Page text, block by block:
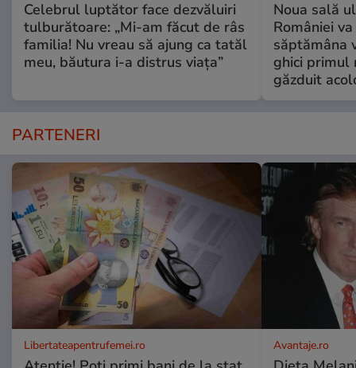
Celebrul luptător face dezvăluiri
tulburătoare: „Mi-am făcut de râs
familia! Nu vreau să ajung ca tatăl
meu, băutura i-a distrus viața”
Noua sală
României
săptămâna
ghici primul
găzduit
PARTENERI
Libertateapentrufemei.ro Avantaje.ro